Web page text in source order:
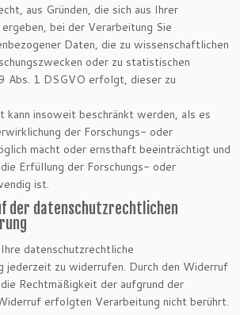
aus Gründen, die sich aus Ihrer
bei der Verarbeitung Sie
Daten, die zu wissenschaftlichen
oder zu statistischen
Abs. 1 DSGVO erfolgt, dieser zu
kann insoweit beschränkt werden, als es
der Forschungs- oder
macht oder ernsthaft beeinträchtigt und
Erfüllung der Forschungs- oder
ist.
der datenschutzrechtlichen
datenschutzrechtliche
jederzeit zu widerrufen. Durch den Widerruf
Rechtmäßigkeit der aufgrund der
erfolgten Verarbeitung nicht berührt.